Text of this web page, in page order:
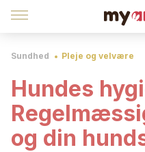
Sundhed Pleje og velvære
Hundes
og din